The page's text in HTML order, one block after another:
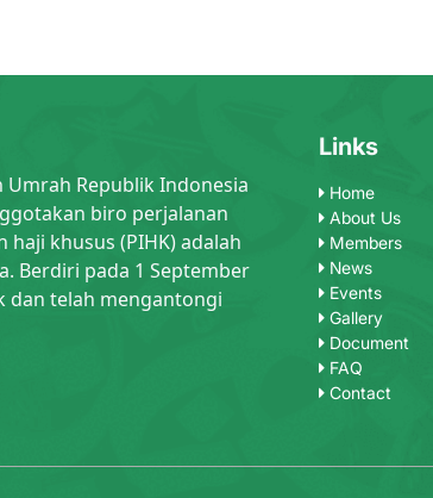
Umrah Republik Indonesia
biro perjalanan
haji khusus (PIHK) adalah
Berdiri pada 1 September
dan telah mengantongi
Links
Home
About Us
Members
News
Events
Gallery
Document
FAQ
Contact